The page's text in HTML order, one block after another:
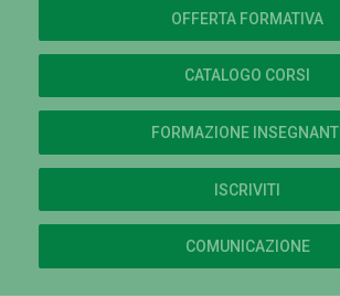
OFFERTA FORMATIVA
CATALOGO CORSI
FORMAZIONE INSEGNANTI
ISCRIVITI
COMUNICAZIONE